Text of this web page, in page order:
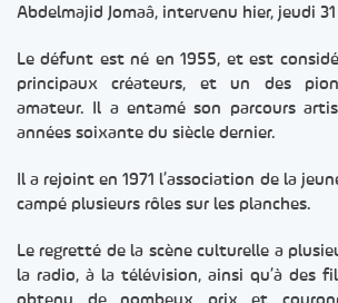
Abdelmajid Jomaâ, intervenu hier, jeudi
Le défunt est né en 1955, et est
principaux créateurs, et un des
amateur. Il a entamé son parcours
années soixante du siècle dernier.
Il a rejoint en 1971 l’association de la
campé plusieurs rôles sur les planches.
Le regretté de la scène culturelle a
la radio, à la télévision, ainsi qu’à des